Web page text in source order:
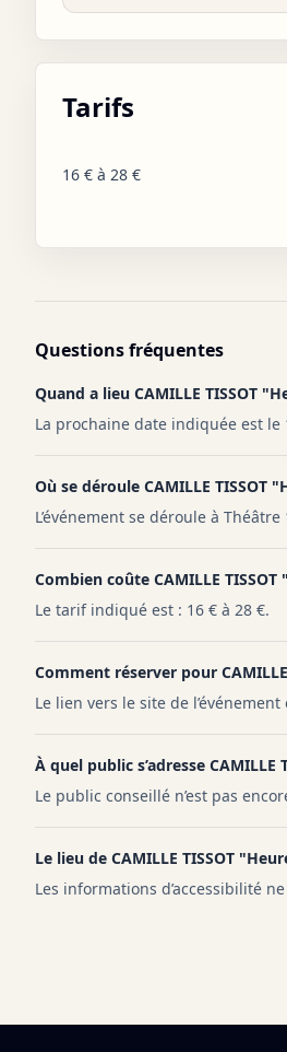
Tarifs
16 € à 28 €
Questions fréquentes
Quand a lieu CAMILLE TISSOT
La prochaine date indiquée est le
Où se déroule CAMILLE TISSOT
L’événement se déroule à
Combien coûte CAMILLE TISSOT
Le tarif indiqué est : 16 € à 28 €.
Comment réserver pour
Le lien vers le site de
À quel public s’adresse CAMILLE
Le public conseillé n’est pas
Le lieu de CAMILLE TISSOT
Les informations d’accessibilité